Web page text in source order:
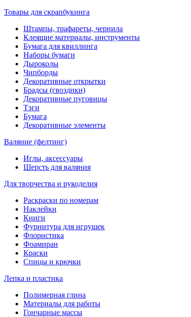
Товары для скрапбукинга
Штампы, трафареты, чернила
Клеящие материалы, инструменты
Бумага для квиллинга
Наборы бумаги
Дыроколы
Чипборды
Декоративные открытки
Брадсы (гвоздики)
Декоративные пуговицы
Тэги
Бумага
Декоративные элементы
Валяние (фелтинг)
Иглы, аксессуары
Шерсть для валяния
Для творчества и рукоделия
Раскраски по номерам
Наклейки
Книги
Фурнитура для игрушек
Флористика
Фоамиран
Краски
Спицы и крючки
Лепка и пластика
Полимерная глина
Материалы для работы
Гончарные массы